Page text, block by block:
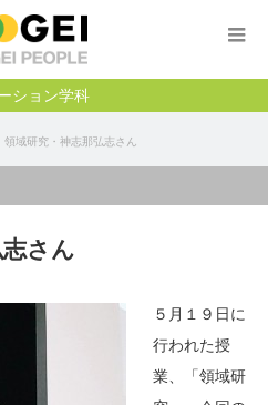
ション学科
領域研究・神志那弘志さん
さん
５月１９日に
行われた授
業、「領域研